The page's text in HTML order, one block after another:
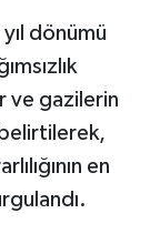
dönümü
ve gazilerin
belirtilerek,
en